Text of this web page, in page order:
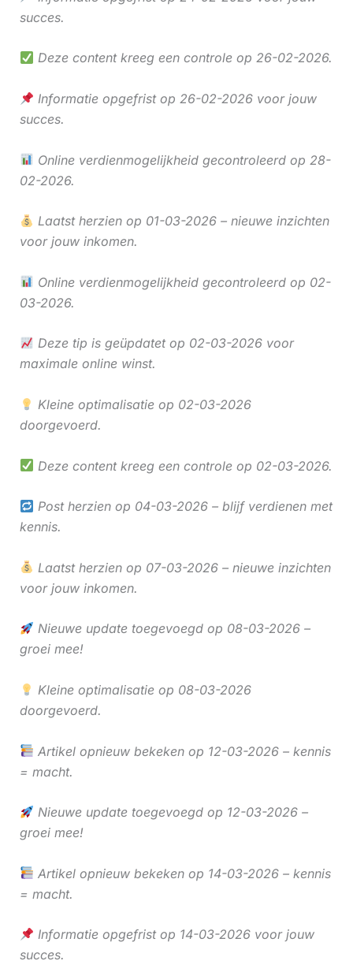
succes.
Deze content kreeg een controle op 26-02-2026.
Informatie opgefrist op 26-02-2026 voor jouw
succes.
Online verdienmogelijkheid gecontroleerd op 28-
02-2026.
Laatst herzien op 01-03-2026 – nieuwe inzichten
voor jouw inkomen.
Online verdienmogelijkheid gecontroleerd op 02-
03-2026.
Deze tip is geüpdatet op 02-03-2026 voor
maximale online winst.
Kleine optimalisatie op 02-03-2026
doorgevoerd.
Deze content kreeg een controle op 02-03-2026.
Post herzien op 04-03-2026 – blijf verdienen met
kennis.
Laatst herzien op 07-03-2026 – nieuwe inzichten
voor jouw inkomen.
Nieuwe update toegevoegd op 08-03-2026 –
groei mee!
Kleine optimalisatie op 08-03-2026
doorgevoerd.
Artikel opnieuw bekeken op 12-03-2026 – kennis
= macht.
Nieuwe update toegevoegd op 12-03-2026 –
groei mee!
Artikel opnieuw bekeken op 14-03-2026 – kennis
= macht.
Informatie opgefrist op 14-03-2026 voor jouw
succes.